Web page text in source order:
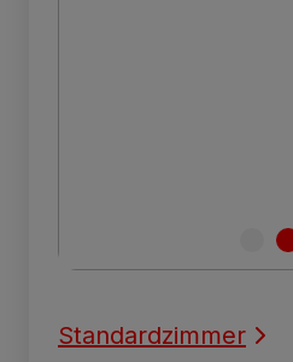
Standardzimmer